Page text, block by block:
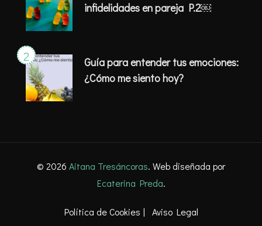
infidelidades en pareja P.2￼
Guía para entender tus emociones:
¿Cómo me siento hoy?
© 2026 Aitana Tresáncoras. Web diseñada por
Ecaterina Preda.
Política de Cookies Aviso Legal